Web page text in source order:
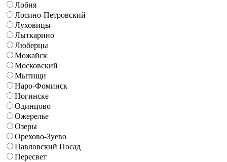
Лобня
Лосино-Петровский
Луховицы
Лыткарино
Люберцы
Можайск
Московский
Мытищи
Наро-Фоминск
Ногинске
Одинцово
Ожерелье
Озеры
Орехово-Зуево
Павловский Посад
Пересвет